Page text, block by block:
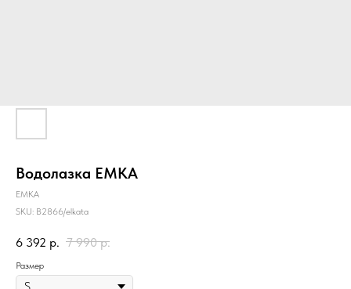
Водолазка EMKA
EMKA
SKU: B2866/elkata
6 392 р. 7 990 р.
Размер